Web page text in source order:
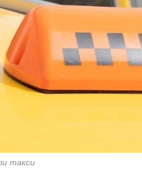
такси